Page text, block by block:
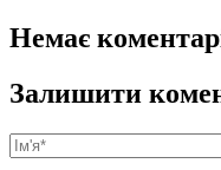
Немає
Залишити